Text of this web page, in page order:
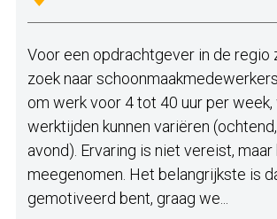
Voor een opdrachtgever in de regio
zoek naar
om werk voor 4 tot 40 uur per week,
werktijden kunnen variëren
avond). Ervaring is niet vereist,
meegenomen. Het belangrijkste is
gemotiveerd bent, graag we...